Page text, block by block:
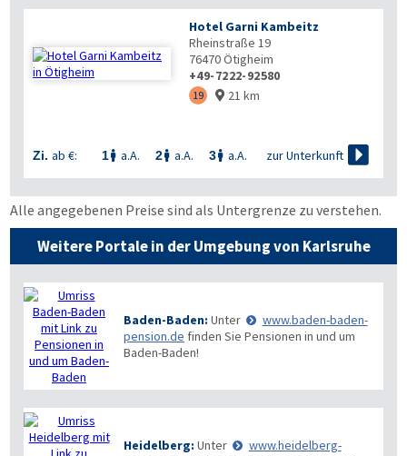
Hotel Garni Kambeitz
Rheinstraße 19
76470Ötigheim
+49-7222-92580
19  21 km
Zi. ab €: 1 a.A. 2 a.A. 3 a.A. zur Unterkunft 
Alle angegebenen Preise sind als Untergrenze zu verstehen.
Weitere Portale in der Umgebung von Karlsruhe
Baden-Baden: Unter
www.baden-baden-
pension.de finden Sie Pensionen in und um
Baden-Baden!
Heidelberg: Unter
www.heidelberg-